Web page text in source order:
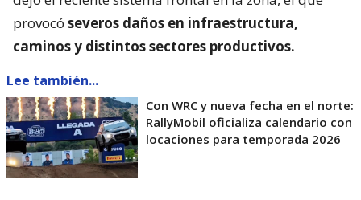
provocó severos daños en infraestructura,
caminos y distintos sectores productivos.
Lee también...
Con WRC y nueva fecha en el norte:
RallyMobil oficializa calendario con
locaciones para temporada 2026